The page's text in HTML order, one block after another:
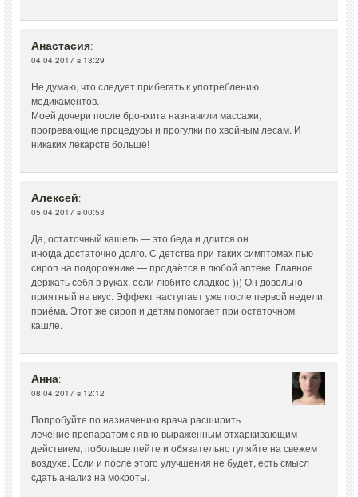
Анастасия:
04.04.2017 в 13:29
Не думаю, что следует прибегать к употреблению
медикаментов.
Моей дочери после бронхита назначили массажи,
прогревающие процедуры и прогулки по хвойным лесам. И
никаких лекарств больше!
Алексей:
05.04.2017 в 00:53
Да, остаточный кашель — это беда и длится он
иногда достаточно долго. С детства при таких симптомах пью
сироп на подорожнике — продаётся в любой аптеке. Главное
держать себя в руках, если любите сладкое ))) Он довольно
приятный на вкус. Эффект наступает уже после первой недели
приёма. Этот же сироп и детям помогает при остаточном
кашле.
Анна:
08.04.2017 в 12:12
Попробуйте по назначению врача расширить
лечение препаратом с явно выраженным отхаркивающим
действием, побольше пейте и обязательно гуляйте на свежем
воздухе. Если и после этого улучшения не будет, есть смысл
сдать анализ на мокроты.